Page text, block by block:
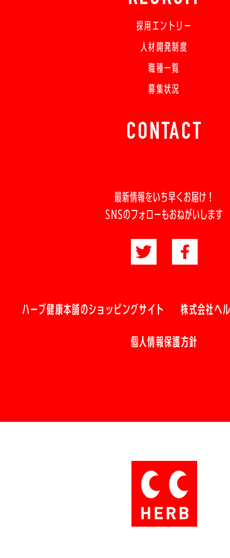
採用エントリー
人材開発制度
職種一覧
募集状況
CONTACT
最新情報をいち早くお届け！
SNSのフォローもおねがいします
ハーブ健康本舗のショッピングサイト 株式会社ヘ
個人情報保護方針